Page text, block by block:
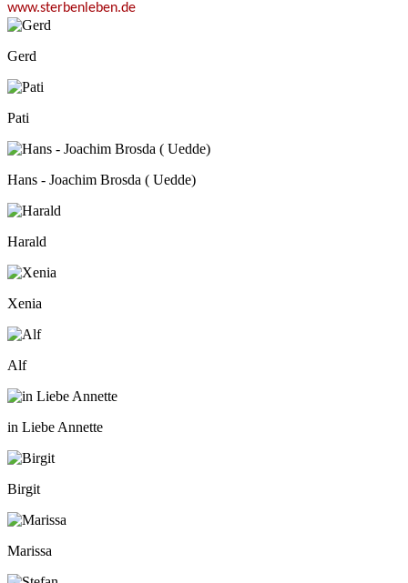
www.sterbenleben.de
Gerd
Pati
Hans - Joachim Brosda ( Uedde)
Harald
Xenia
Alf
in Liebe Annette
Birgit
Marissa